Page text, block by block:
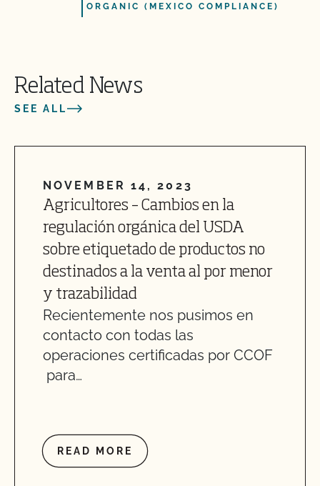
ORGANIC (MEXICO COMPLIANCE)
Related News
SEE ALL
NOVEMBER 14, 2023
Agricultores – Cambios en la
regulación orgánica del USDA
sobre etiquetado de productos no
destinados a la venta al por menor
y trazabilidad
Recientemente nos pusimos en
contacto con todas las
operaciones certificadas por CCOF
para…
READ MORE